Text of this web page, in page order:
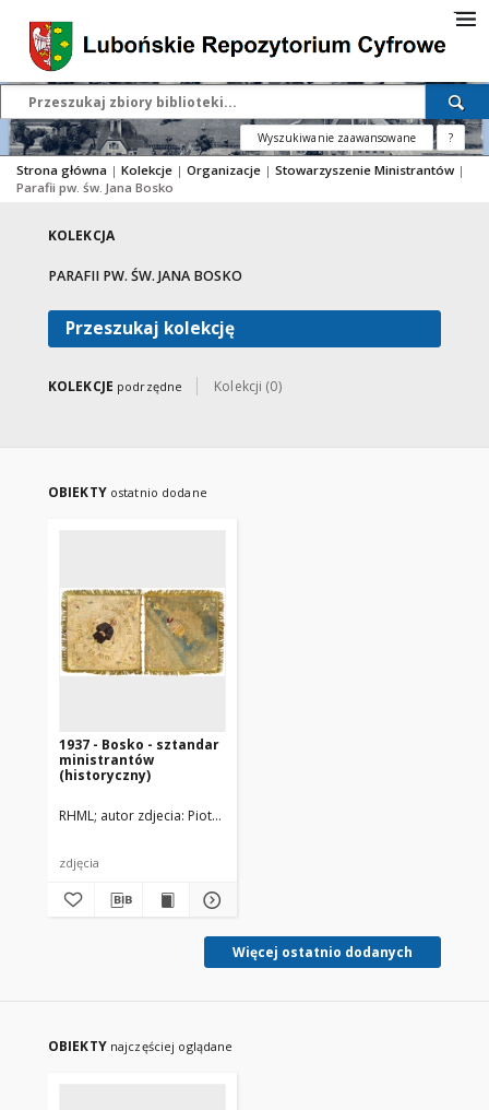
Wyszukiwanie zaawansowane ?
Strona główna | Kolekcje | Organizacje | Stowarzyszenie Ministrantów |
Parafii pw. św. Jana Bosko
KOLEKCJA
PARAFII PW. ŚW. JANA BOSKO
Przeszukaj kolekcję
KOLEKCJE podrzędne Kolekcji (0)
OBIEKTY ostatnio dodane
1937 - Bosko - sztandar
ministrantów
(historyczny)
RHML autor zdjecia: Piotr Ruszkowski
zdjęcia
Więcej ostatnio dodanych
OBIEKTY najczęściej oglądane